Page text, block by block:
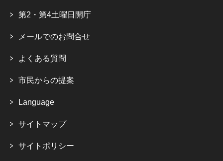
第2・第4土曜日開庁
メールでのお問合せ
よくある質問
市民からの提案
Language
サイトマップ
サイトポリシー